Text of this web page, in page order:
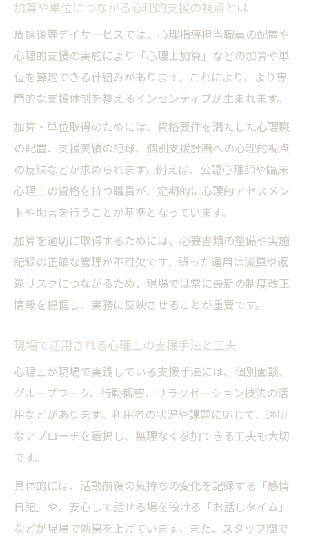
加算や単位につながる心理的支援の視点とは
放課後等デイサービスでは、心理指導担当職員の配置や
心理的支援の実施により「心理士加算」などの加算や単
位を算定できる仕組みがあります。これにより、より専
門的な支援体制を整えるインセンティブが生まれます。
加算・単位取得のためには、資格要件を満たした心理職
の配置、支援実績の記録、個別支援計画への心理的視点
の反映などが求められます。例えば、公認心理師や臨床
心理士の資格を持つ職員が、定期的に心理的アセスメン
トや助言を行うことが基準となっています。
加算を適切に取得するためには、必要書類の整備や実施
記録の正確な管理が不可欠です。誤った運用は減算や返
還リスクにつながるため、現場では常に最新の制度改正
情報を把握し、実務に反映させることが重要です。
現場で活用される心理士の支援手法と工夫
心理士が現場で実践している支援手法には、個別面談、
グループワーク、行動観察、リラクゼーション技法の活
用などがあります。利用者の状況や課題に応じて、適切
なアプローチを選択し、無理なく参加できる工夫も大切
です。
具体的には、活動前後の気持ちの変化を記録する「感情
日記」や、安心して話せる場を設ける「お話しタイム」
などが現場で効果を上げています。また、スタッフ間で